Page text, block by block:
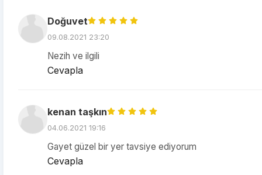
Doğuvet
09.08.2021 23:20
Nezih ve ilgili
Cevapla
kenan taşkın
04.06.2021 19:16
Gayet güzel bir yer tavsiye ediyorum
Cevapla